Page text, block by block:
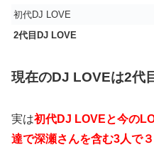
初代DJ LOVE
2代目DJ LOVE
現在のDJ LOVEは2代
実は初代DJ LOVEと今の
達で深瀬さんを含む3人で